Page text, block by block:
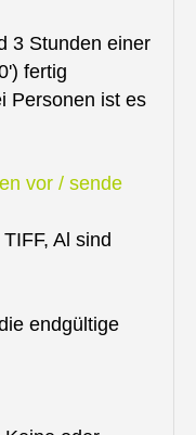
3 Stunden einer
fertig
Personen ist es
vor / sende
Al sind
endgültige